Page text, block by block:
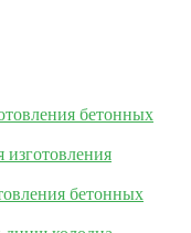
бетонных
бетонных